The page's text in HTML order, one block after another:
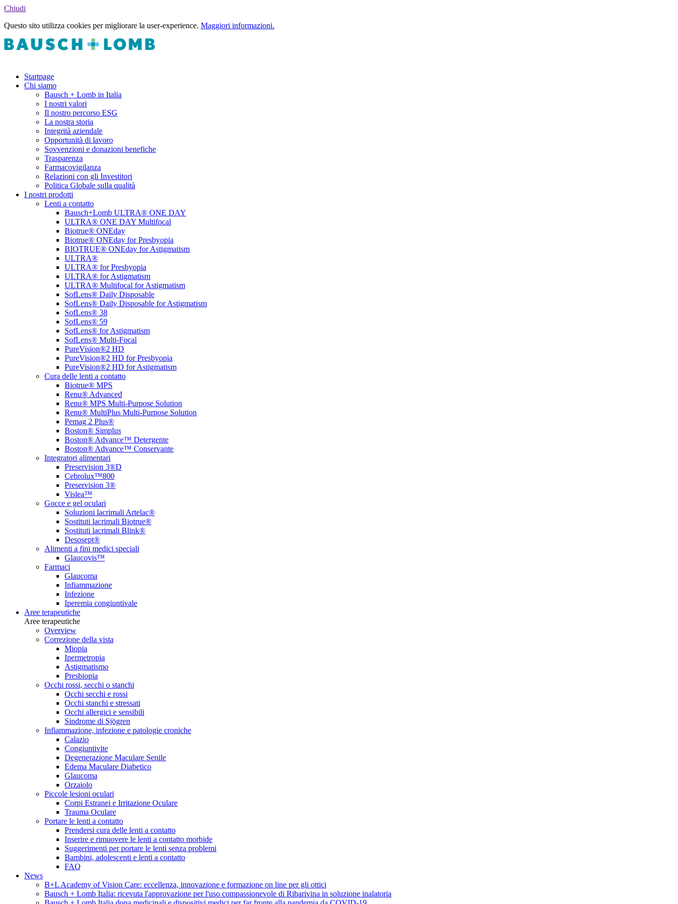
Chiudi
Questo sito utilizza cookies per migliorare la user-experience. Maggiori informazioni.
Startpage
Chi siamo
Bausch + Lomb in Italia
I nostri valori
Il nostro percorso ESG
La nostra storia
Integrità aziendale
Opportunità di lavoro
Sovvenzioni e donazioni benefiche
Trasparenza
Farmacovigilanza
Relazioni con gli Investitori
Politica Globale sulla qualità
I nostri prodotti
Lenti a contatto
Bausch+Lomb ULTRA® ONE DAY
ULTRA® ONE DAY Multifocal
Biotrue® ONEday
Biotrue® ONEday for Presbyopia
BIOTRUE® ONEday for Astigmatism
ULTRA®
ULTRA® for Presbyopia
ULTRA® for Astigmatism
ULTRA® Multifocal for Astigmatism
SofLens® Daily Disposable
SofLens® Daily Disposable for Astigmatism
SofLens® 38
SofLens® 59
SofLens® for Astigmatism
SofLens® Multi-Focal
PureVision®2 HD
PureVision®2 HD for Presbyopia
PureVision®2 HD for Astigmatism
Cura delle lenti a contatto
Biotrue® MPS
Renu® Advanced
Renu® MPS Multi-Purpose Solution
Renu® MultiPlus Multi-Purpose Solution
Pemag 2 Plus®
Boston® Simplus
Boston® Advance™ Detergente
Boston® Advance™ Conservante
Integratori alimentari
Preservision 3®D
Cebrolux™800
Preservision 3®
Vislea™
Gocce e gel oculari
Soluzioni lacrimali Artelac®
Sostituti lacrimali Biotrue®
Sostituti lacrimali Blink®
Desosept®
Alimenti a fini medici speciali
Glaucovis™
Farmaci
Glaucoma
Infiammazione
Infezione
Iperemia congiuntivale
Aree terapeutiche
Aree terapeutiche
Overview
Correzione della vista
Miopia
Ipermetropia
Astigmatismo
Presbiopia
Occhi rossi, secchi o stanchi
Occhi secchi e rossi
Occhi stanchi e stressati
Occhi allergici e sensibili
Sindrome di Sjögren
Infiammazione, infezione e patologie croniche
Calazio
Congiuntivite
Degenerazione Maculare Senile
Edema Maculare Diabetico
Glaucoma
Orzaiolo
Piccole lesioni oculari
Corpi Estranei e Irritazione Oculare
Trauma Oculare
Portare le lenti a contatto
Prendersi cura delle lenti a contatto
Inserire e rimuovere le lenti a contatto morbide
Suggerimenti per portare le lenti senza problemi
Bambini, adolescenti e lenti a contatto
FAQ
News
B+L Academy of Vision Care: eccellenza, innovazione e formazione on line per gli ottici
Bausch + Lomb Italia: ricevuta l'approvazione per l'uso compassionevole di Ribarivina in soluzione inalatoria